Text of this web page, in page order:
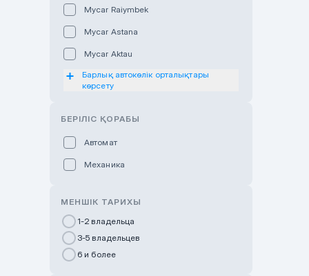
Mycar Raiymbek
Mycar Astana
Mycar Aktau
Mycar Uralsk
Haval & Tank Pavlodar
Bavaria Almaty
Mycar Shymkent
Changan Auto Nurly Zhol
Барлық автокөлік орталықтары
көрсету
БЕРІЛІС ҚОРАБЫ
Автомат
Механика
МЕНШІК ТАРИХЫ
1-2 владельца
3-5 владельцев
6 и более